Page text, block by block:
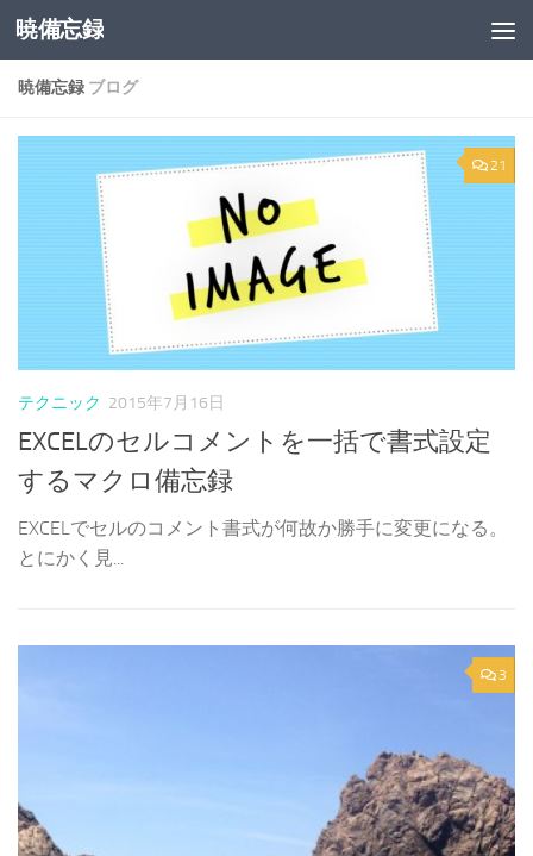
コンテンツへスキップ
暁備忘録
暁備忘録 ブログ
21
テクニック 2015年7月16日
EXCELのセルコメントを一括で書式設定
するマクロ備忘録
EXCELでセルのコメント書式が何故か勝手に変更になる。
とにかく見...
3